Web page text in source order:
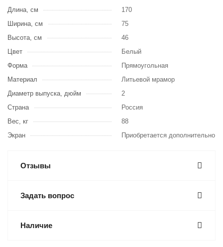
Длина, см
170
Ширина, см
75
Высота, см
46
Цвет
Белый
Форма
Прямоугольная
Материал
Литьевой мрамор
Диаметр выпуска, дюйм
2
Страна
Россия
Вес, кг
88
Экран
Приобретается дополнительно
Отзывы
Задать вопрос
Наличие